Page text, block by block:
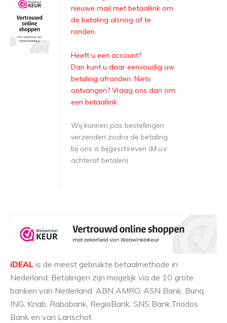
nieuwe mail met betaallink om
de betaling alsnog af te
ronden.
Heeft u een account?
Dan kunt u daar eenvoudig uw
betaling afronden. Niets
ontvangen? Vraag ons dan om
een betaallink.
Wij kunnen pas bestellingen
verzenden zodra de betaling
bij ons is bijgeschreven (M.u.v
achteraf betalen)
iDEAL is de meest gebruikte betaalmethode in
Nederland. Betalingen zijn mogelijk via de 10 grote
banken van Nederland: ABN AMRO, ASN Bank, Bunq,
ING, Knab, Rabobank, RegioBank, SNS Bank,Triodos
Bank en van Lanschot.